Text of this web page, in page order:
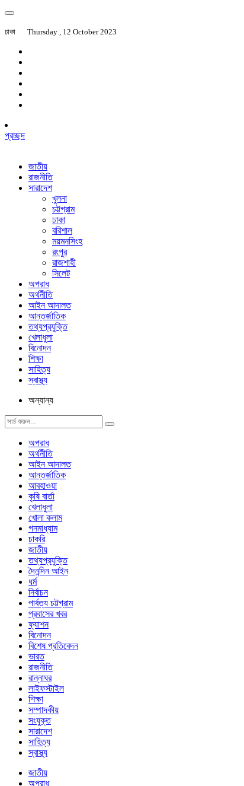
ঢাকা Thursday , 12 October 2023
প্রচ্ছদ
জাতীয়
রাজনীতি
সারাদেশ
খুলনা
চট্টগ্রাম
ঢাকা
বরিশাল
ময়মনসিংহ
রংপুর
রাজশাহী
সিলেট
অপরাধ
অর্থনীতি
আইন আদালত
আন্তর্জাতিক
তথ্যপ্রযুক্তি
খেলাধুলা
বিনোদন
শিক্ষা
সাহিত্য
স্বাস্থ্য
অন্যান্য
অপরাধ
অর্থনীতি
আইন আদালত
আন্তর্জাতিক
আবহাওয়া
কৃষি বার্তা
খেলাধুলা
খোলা কলাম
গনমাধ্যাম
চাকরি
জাতীয়
তথ্যপ্রযুক্তি
দৈনন্দিন আইন
ধর্ম
নির্বাচন
পার্বত্য চট্টগ্রাম
প্রবাসের খবর
ফ্যাশন
বিনোদন
বিশেষ প্রতিবেদন
ভারত
রাজনীতি
রান্নাঘর
লাইফস্টাইল
শিক্ষা
সম্পাদকীয়
সংযুক্ত
সারাদেশ
সাহিত্য
স্বাস্থ্য
জাতীয়
অপরাধ